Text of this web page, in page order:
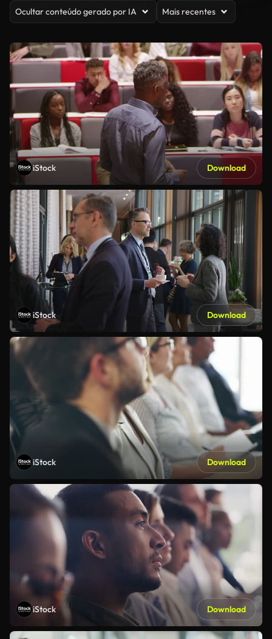
Ocultar conteúdo gerado por IA Mais recentes
iStock Download
iStock Download
iStock Download
iStock Download